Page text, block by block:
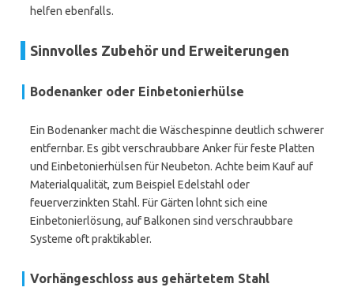
helfen ebenfalls.
Sinnvolles Zubehör und Erweiterungen
Bodenanker oder Einbetonierhülse
Ein Bodenanker macht die Wäschespinne deutlich schwerer
entfernbar. Es gibt verschraubbare Anker für feste Platten
und Einbetonierhülsen für Neubeton. Achte beim Kauf auf
Materialqualität, zum Beispiel Edelstahl oder
feuerverzinkten Stahl. Für Gärten lohnt sich eine
Einbetonierlösung, auf Balkonen sind verschraubbare
Systeme oft praktikabler.
Vorhängeschloss aus gehärtetem Stahl